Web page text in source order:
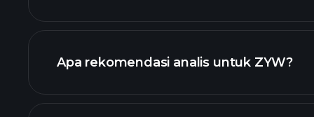
Apa rekomendasi analis untuk ZYW?